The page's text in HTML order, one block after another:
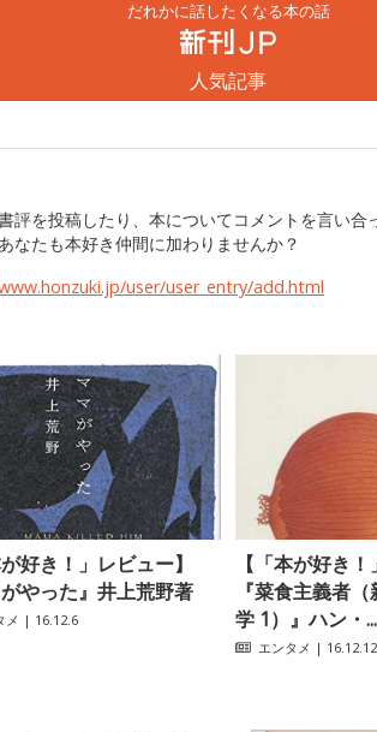
だれかに話したくなる本の話
人気記事
評を投稿したり、本についてコメントを言い合
なたも本好き仲間に加わりませんか？
user/user_entry/add.html
が好き！」レビュー】
がやった』井上荒野著
メ | 16.12.6
【「本が好き！
『菜食主義者
学 1）』ハン・...
エンタメ | 16.12.12